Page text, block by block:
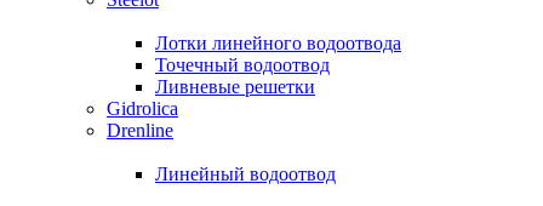
Лотки линейного водоотвода
Точечный водоотвод
Ливневые решетки
Gidrolica
Drenline
Линейный водоотвод